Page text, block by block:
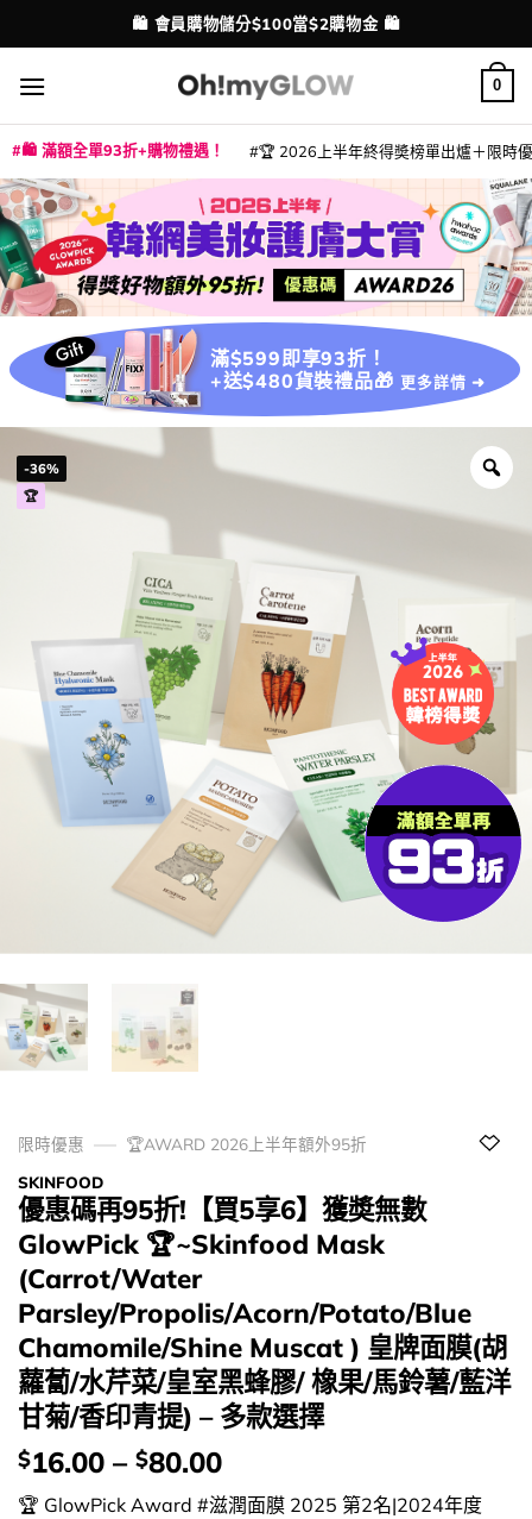
to
content
配送港澳
💳 支援消費券、FPS、八達通、PAYME、信用卡付款
0
🛍️ 滿額全單93折+購物禮遇！ 🏆 2026上半年終得奬榜單出爐＋限時
滿$599即享93折！
+送$480貨裝禮品🎁 更多詳情 ➜
-36%
🏆
限時優惠
🏆AWARD 2026上半年額外95折
SKINFOOD
優惠碼再95折!【買5享6】獲奬無數
GlowPick 🏆~Skinfood Mask
(Carrot/Water
Parsley/Propolis/Acorn/Potato/Blue
Chamomile/Shine Muscat ) 皇牌面膜(胡
蘿蔔/水芹菜/皇室黑蜂膠/ 橡果/馬鈴薯/藍洋
甘菊/香印青提) – 多款選擇
價
錢：
$16.00 – $80.00
🏆 GlowPick Award #滋潤面膜 2025 第2名|2024年度